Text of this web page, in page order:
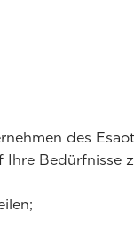
des
Bedürfnisse